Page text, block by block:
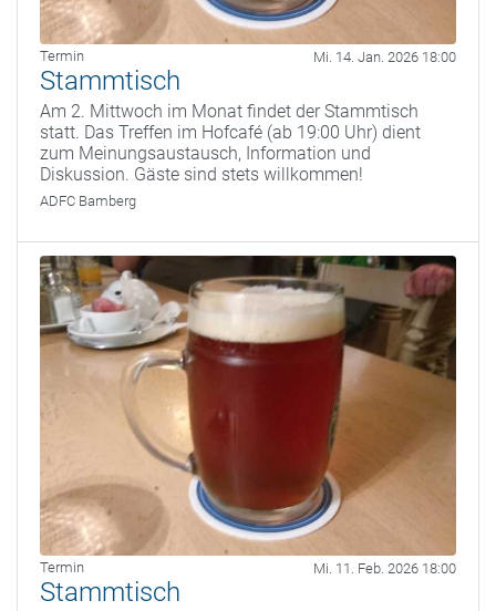
Termin Mi. 14. Jan. 2026 18:00
Stammtisch
Am 2. Mittwoch im Monat findet der Stammtisch
statt. Das Treffen im Hofcafé (ab 19:00 Uhr) dient
zum Meinungsaustausch, Information und
Diskussion. Gäste sind stets willkommen!
ADFC Bamberg
Termin Mi. 11. Feb. 2026 18:00
Stammtisch